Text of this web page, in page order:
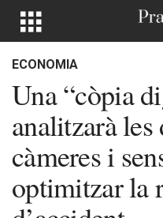
ECONOMIA
Una “còpia
analitzarà les
càmeres i
optimitzar la